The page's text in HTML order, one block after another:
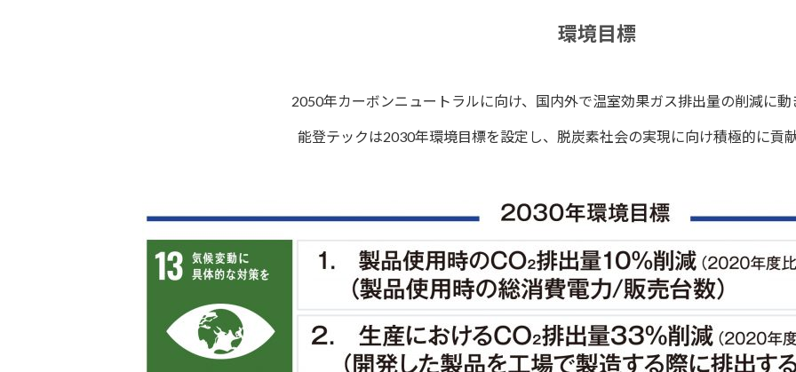
環境目標
2050年カーボンニュートラルに向け、国内外で温室効果ガス排出量の削減に動
能登テックは2030年環境目標を設定し、脱炭素社会の実現に向け積極的に貢献